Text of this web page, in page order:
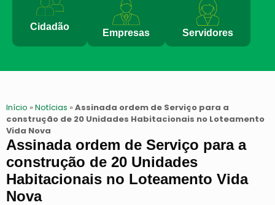
Cidadão
Empresas Servidores
Início » Notícias » Assinada ordem de Serviço para a
construção de 20 Unidades Habitacionais no Loteamento
Vida Nova
Assinada ordem de Serviço para a
construção de 20 Unidades
Habitacionais no Loteamento Vida
Nova